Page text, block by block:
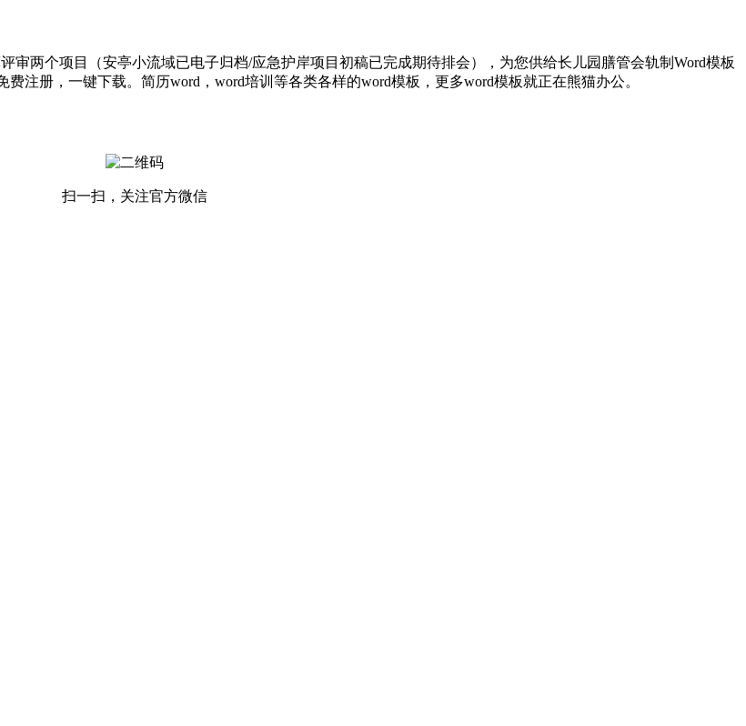
两个项目（安亭小流域已电子归档/应急护岸项目初稿已完成期待排会），为您供给长儿园膳管会轨制Word模板
注册，一键下载。简历word，word培训等各类各样的word模板，更多word模板就正在熊猫办公。
扫一扫，关注官方微信